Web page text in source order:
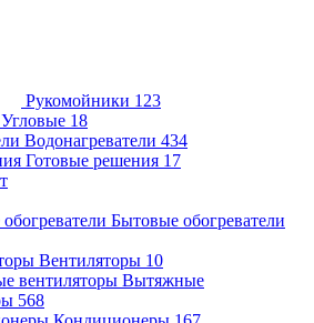
Рукомойники 123
Угловые 18
Водонагреватели 434
Готовые решения 17
Бытовые обогреватели
Вентиляторы 10
Вытяжные
568